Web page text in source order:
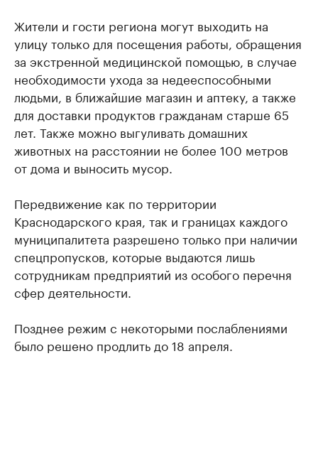
Жители и гости региона могут выходить на
улицу только для посещения работы, обращения
за экстренной медицинской помощью, в случае
необходимости ухода за недееспособными
людьми, в ближайшие магазин и аптеку, а также
для доставки продуктов гражданам старше 65
лет. Также можно выгуливать домашних
животных на расстоянии не более 100 метров
от дома и выносить мусор.
Передвижение как по территории
Краснодарского края, так и границах каждого
муниципалитета разрешено только при наличии
спецпропусков, которые выдаются лишь
сотрудникам предприятий из особого перечня
сфер деятельности.
Позднее режим с некоторыми послаблениями
было решено продлить до 18 апреля.